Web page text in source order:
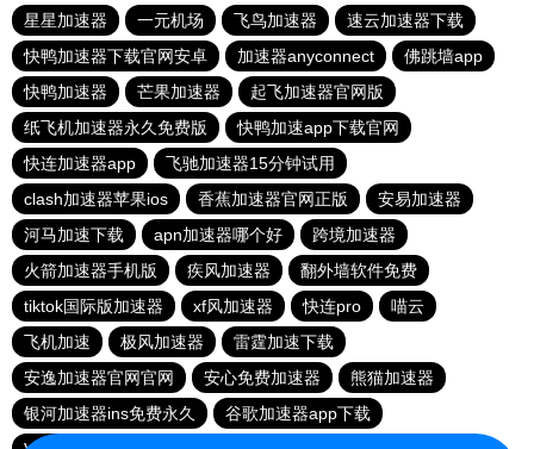
星星加速器
一元机场 飞鸟加速器
速云加速器下载
快鸭加速器下载官网安卓
加速器anyconnect
佛跳墙app
快鸭加速器
芒果加速器
起飞加速器官网版
纸飞机加速器永久免费版
快鸭加速app下载官网
快连加速器app
飞驰加速器15分钟试用
clash加速器苹果ios
香蕉加速器官网正版
安易加速器
河马加速下载
apn加速器哪个好
跨境加速器
火箭加速器手机版
疾风加速器
翻外墙软件免费
tiktok国际版加速器
xf风加速器 快连pro
喵云
飞机加速
极风加速器
雷霆加速下载
安逸加速器官网官网
安心免费加速器
熊猫加速器
银河加速器ins免费永久
谷歌加速器app下载